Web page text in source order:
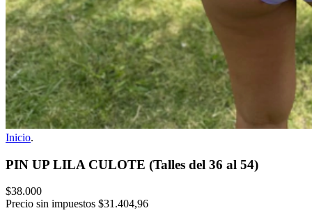
Inicio.
PIN UP LILA CULOTE (Talles del 36 al 54)
$38.000
Precio sin impuestos $31.404,96